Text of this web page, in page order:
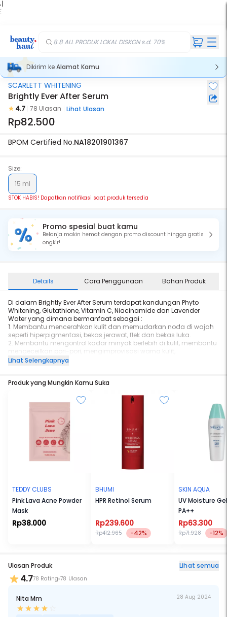
|
8.8 ALL PRODUK LOKAL DISKON s.d. 70%
Dikirim keAlamat Kamu
Stok Habis
SCARLETT WHITENING
Brightly Ever After Serum
4.7 78 Ulasan Lihat Ulasan
Rp82.500
BPOM Certified No.NA18201901367
Size:
15 ml
STOK HABIS! Dapatkan notifikasi saat produk tersedia
Promo spesial buat kamu
Belanja makin hemat dengan promo discount hingga gratis
ongkir!
Details Cara Penggunaan Bahan Produk
Di dalam Brightly Ever After Serum terdapat kandungan Phyto
Whitening, Glutathione, Vitamin C, Niacinamide dan Lavender
Water yang dimana bermanfaat sebagai :
1. Membantu mencerahkan kulit dan memudarkan noda di wajah
seperti hiperpigmentasi, bekas jerawat, flek dan bekas luka.
2. Membantu mengontrol kadar minyak berlebih di kulit, membantu
mengeceilkan pori-pori, mengimprovisasi warna kulit,
menghaluskan kerutan dan juga garis di kulit.
5. Bekerja sebagai antioxidant dan juga sebagai anti pollution.
Lihat Selengkapnya
Produk yang Mungkin Kamu Suka
TEDDY CLUBS
Pink Lava Acne Powder
Mask
Rp38.000
BHUMI
HPR Retinol Serum
Rp239.600
Rp412.965 -42%
SKIN AQUA
UV Moisture
PA++
Rp63.300
Rp71.928 -12%
Ulasan Produk Lihat semua
4.778 Rating 78 Ulasan
Nita Mm 28 Aug 2024